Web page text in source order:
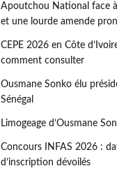
Apoutchou National face
et une lourde amende
CEPE 2026 en Côte
comment consulter
Ousmane Sonko élu
Sénégal
Limogeage d’Ousmane
Concours INFAS 2026 :
d’inscription dévoilés